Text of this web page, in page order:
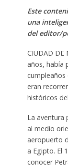
Este
una
del editor/
CIUDAD DE
años, había
cumpleaños
eran
históricos
La aventura
al medio
aeropuerto
a Egipto. El
conocer